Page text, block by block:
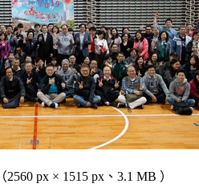
（2560 px × 1515 px、3.1 MB ）